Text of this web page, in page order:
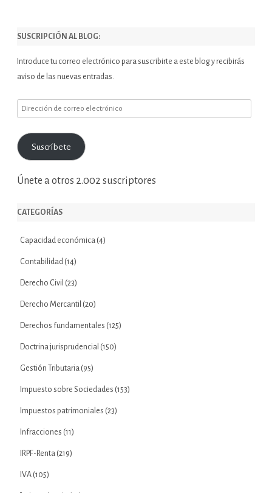
SUSCRIPCIÓN AL BLOG:
Introduce tu correo electrónico para suscribirte a este blog y recibirás
aviso de las nuevas entradas.
Dirección
correo
electrónico
Suscríbete
Únete a otros 2.002 suscriptores
CATEGORÍAS
Capacidad económica (4)
Contabilidad (14)
Derecho Civil (23)
Derecho Mercantil (20)
Derechos fundamentales (125)
Doctrina jurisprudencial (150)
Gestión Tributaria (95)
Impuesto sobre Sociedades (153)
Impuestos patrimoniales (23)
Infracciones (11)
IRPF-Renta (219)
IVA (105)